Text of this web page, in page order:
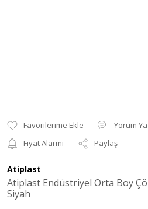
Yorum
Fiyat Alarmı
Paylaş
Atiplast
Atiplast Endüstriyel Orta Boy
Siyah